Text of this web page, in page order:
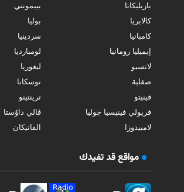
بازيليكاتا
بييمونتي
كالابريا
بوليا
كامبانيا
سردينيا
إيميليا رومانيا
لومبارديا
لاتسيو
ليغوريا
صقلية
توسكانا
فينيتو
ترينتينو
فريولي فينيسيا جوليا
ڤالي داوُستا
لامبيدوزا
الفاتيكان
مواقع قد تفيدك